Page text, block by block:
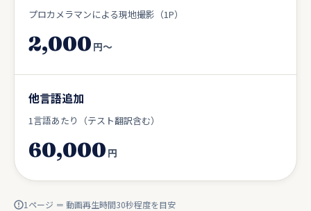
プロカメラマンによる現地撮影（1P）
2,000 円〜
他言語追加
1言語あたり（テスト翻訳含む）
60,000 円
1ページ ＝ 動画再生時間30秒程度を目安